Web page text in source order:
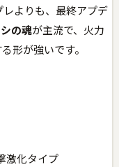
よりも、最終アプデ
の魂が主流で、火力
形が強いです。
激化タイプ